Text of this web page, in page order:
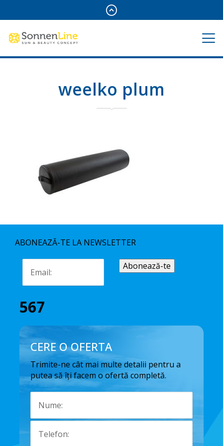
weelko plum
ABONEAZĂ-TE LA NEWSLETTER
567
CERE O OFERTA
Trimite-ne cât mai multe detalii pentru a
putea să îți facem o ofertă completă.